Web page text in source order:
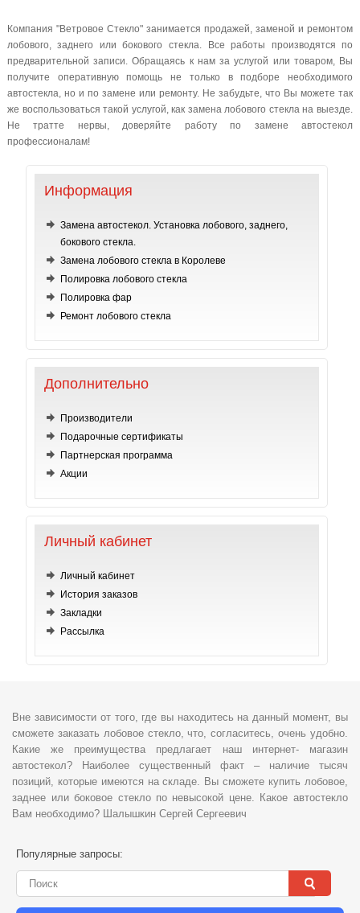
Компания "Ветровое Стекло" занимается продажей, заменой и ремонтом
лобового, заднего или бокового стекла. Все работы производятся по
предварительной записи. Обращаясь к нам за услугой или товаром, Вы
получите оперативную помощь не только в подборе необходимого
автостекла, но и по замене или ремонту. Не забудьте, что Вы можете так
же воспользоваться такой услугой, как замена лобового стекла на выезде.
Не тратте нервы, доверяйте работу по замене автостекол
профессионалам!
Информация
Замена автостекол. Установка лобового, заднего,
бокового стекла.
Замена лобового стекла в Королеве
Полировка лобового стекла
Полировка фар
Ремонт лобового стекла
Дополнительно
Производители
Подарочные сертификаты
Партнерская программа
Акции
Личный кабинет
Личный кабинет
История заказов
Закладки
Рассылка
Вне зависимости от того, где вы находитесь на данный момент, вы
сможете заказать лобовое стекло, что, согласитесь, очень удобно.
Какие же преимущества предлагает наш интернет- магазин
автостекол? Наиболее существенный факт – наличие тысяч
позиций, которые имеются на складе. Вы сможете купить лобовое,
заднее или боковое стекло по невысокой цене. Какое автостекло
Вам необходимо? Шалышкин Сергей Сергеевич
Популярные запросы: